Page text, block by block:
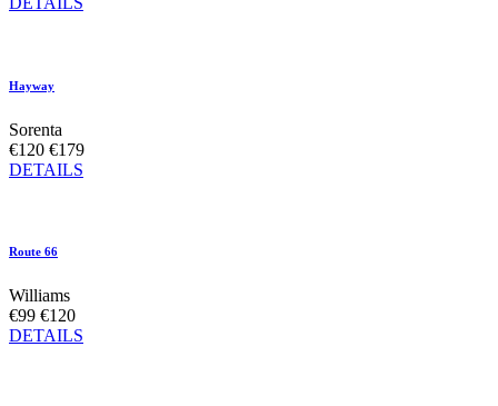
Hayway
Sorenta
€120 €179
DETAILS
Route 66
Williams
€99 €120
DETAILS